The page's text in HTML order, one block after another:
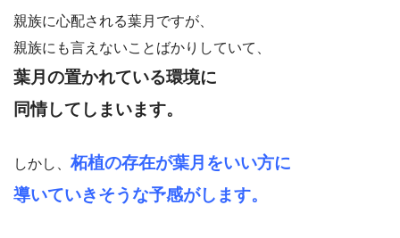
親族に心配される葉月ですが、
親族にも言えないことばかりしていて、
葉月の置かれている環境に
同情してしまいます。
しかし、柘植の存在が葉月をいい方に
導いていきそうな予感がします。